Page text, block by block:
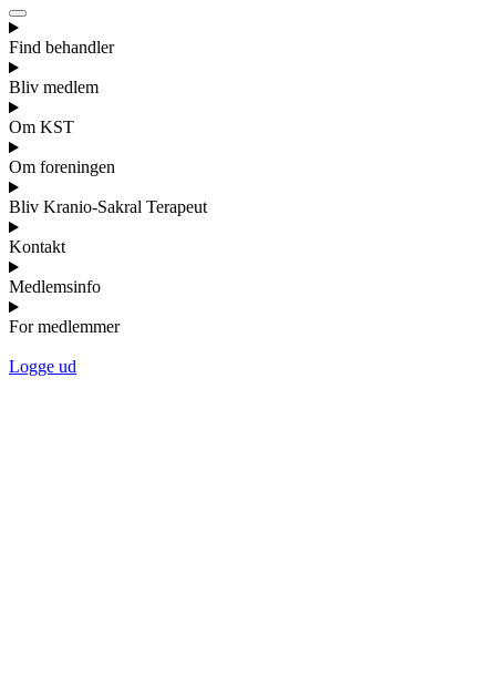
Find behandler
Bliv medlem
Om KST
Om foreningen
Bliv Kranio-Sakral Terapeut
Kontakt
Medlemsinfo
For medlemmer
Logge ud